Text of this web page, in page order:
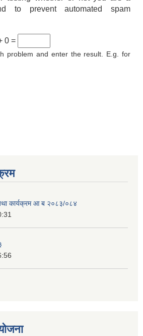
to prevent automated spam
0 =
problem and enter the result. E.g. for
तथा कार्यक्रम आ ब २०८३/०८४